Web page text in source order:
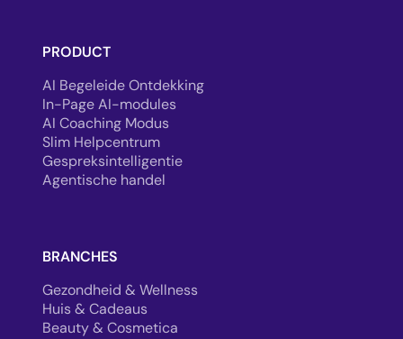
PRODUCT
AI Begeleide Ontdekking
In-Page AI-modules
AI Coaching Modus
Slim Helpcentrum
Gespreksintelligentie
Agentische handel
BRANCHES
Gezondheid & Wellness
Huis & Cadeaus
Beauty & Cosmetica